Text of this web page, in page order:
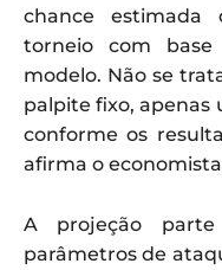
chance
torneio com
modelo. Não se
palpite fixo, apenas
conforme os
afirma o
A projeção
parâmetros de